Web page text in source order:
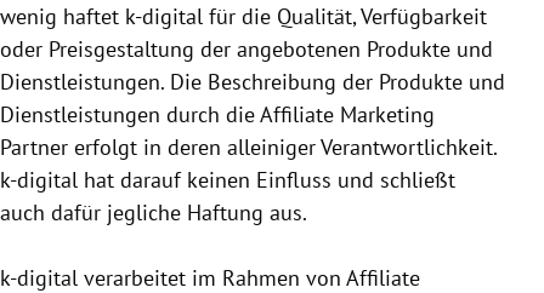
wenig haftet k-digital für die Qualität, Verfügbarkeit
oder Preisgestaltung der angebotenen Produkte und
Dienstleistungen. Die Beschreibung der Produkte und
Dienstleistungen durch die Affiliate Marketing
Partner erfolgt in deren alleiniger Verantwortlichkeit.
k-digital hat darauf keinen Einfluss und schließt
auch dafür jegliche Haftung aus.
k-digital verarbeitet im Rahmen von Affiliate